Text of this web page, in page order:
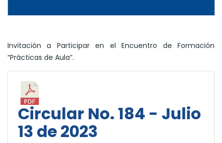
Invitación a Participar en el Encuentro de Formación
“Prácticas de Aula”.
Circular No. 184 - Julio
13 de 2023